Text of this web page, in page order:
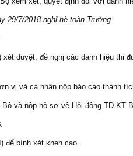
29/7/2018 nghỉ hè toàn Trường
duyệt, đề nghị các danh hiệu thi
vị và cá nhân nộp báo cáo thành
và nộp hồ sơ về Hội đồng TĐ-KT
:
để bình xét khen cao.